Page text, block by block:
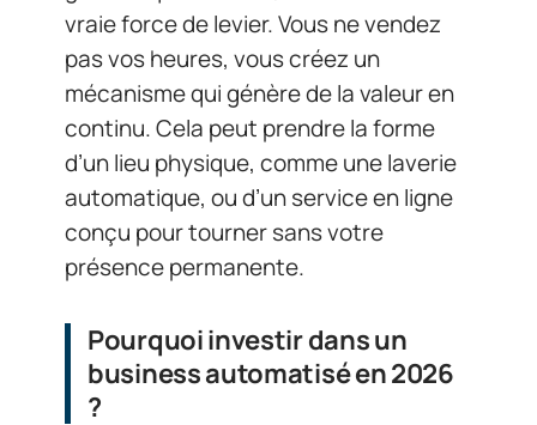
vraie force de levier. Vous ne vendez
pas vos heures, vous créez un
mécanisme qui génère de la valeur en
continu. Cela peut prendre la forme
d’un lieu physique, comme une laverie
automatique, ou d’un service en ligne
conçu pour tourner sans votre
présence permanente.
Pourquoi investir dans un
business automatisé en 2026
?